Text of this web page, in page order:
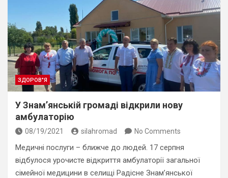
ЗДОРОВ"Я
У Знам’янській громаді відкрили нову
амбулаторію
08/19/2021 silahromad No Comments
Медичні послуги – ближче до людей. 17 серпня
відбулося урочисте відкриття амбулаторії загальної
сімейної медицини в селищі Радісне Знам’янської